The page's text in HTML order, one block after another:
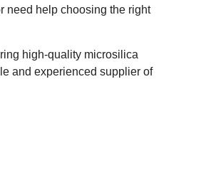
need help choosing the right
high-quality microsilica
and experienced supplier of